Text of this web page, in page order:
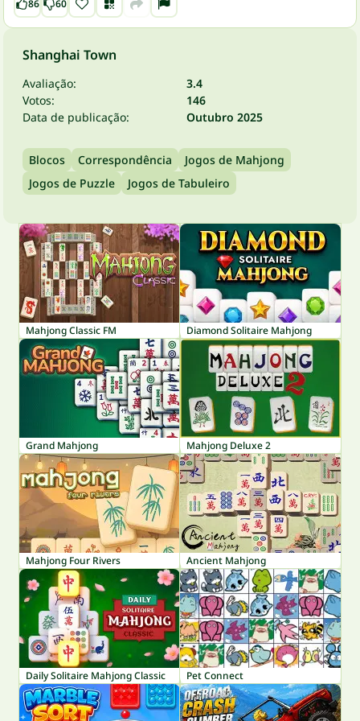
86 60
Shanghai Town
Avaliação:
3.4
Votos:
146
Data de publicação:
Outubro 2025
Blocos Correspondência
Jogos de Mahjong
Jogos de Puzzle
Jogos de Tabuleiro
Mahjong Classic FM Diamond Solitaire Mahjong
Grand Mahjong Mahjong Deluxe 2
Mahjong Four Rivers Ancient Mahjong
Daily Solitaire Mahjong Classic Pet Connect